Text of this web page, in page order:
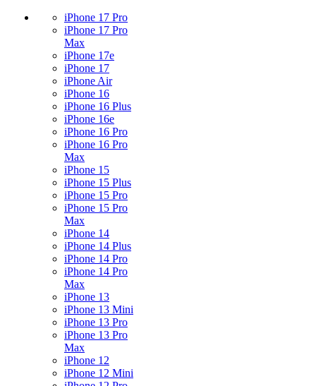
iPhone 17 Pro
iPhone 17 Pro
Max
iPhone 17e
iPhone 17
iPhone Air
iPhone 16
iPhone 16 Plus
iPhone 16e
iPhone 16 Pro
iPhone 16 Pro
Max
iPhone 15
iPhone 15 Plus
iPhone 15 Pro
iPhone 15 Pro
Max
iPhone 14
iPhone 14 Plus
iPhone 14 Pro
iPhone 14 Pro
Max
iPhone 13
iPhone 13 Mini
iPhone 13 Pro
iPhone 13 Pro
Max
iPhone 12
iPhone 12 Mini